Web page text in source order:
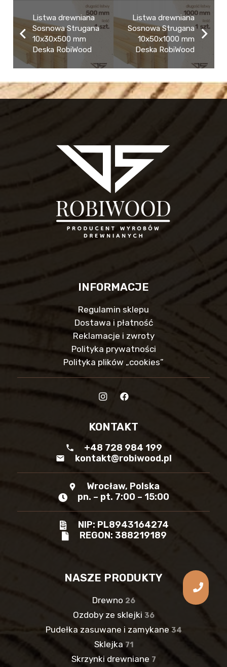
Listwa drewniana
Sosnowa Strugana
10x30x500 mm
Deska RobiWood
Listwa drewniana
Sosnowa Strugana
10x50x1000 mm
Deska RobiWood
INFORMACJE
Regulamin sklepu
Dostawa i płatność
Reklamacje i zwroty
Polityka prywatności
Polityka plików „cookies”
KONTAKT
phone +48 728 984 199
mail kontakt@robiwood.pl
location_pin
Wrocław, Polska
pn. – pt. 7:00 – 15:00
NIP: PL8943164274
REGON: 388219189
NASZE PRODUKTY
Drewno 26
Ozdoby ze sklejki 36
Pudełka zasuwane i zamykane 34
Sklejka 71
Skrzynki drewniane 7